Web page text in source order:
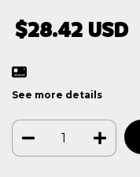
$28.42 USD
See more details